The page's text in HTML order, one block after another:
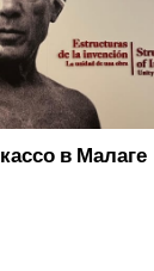
в Малаге